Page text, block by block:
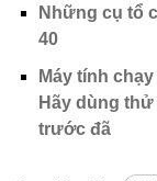
Những cụ tổ
40
Máy tính
Hãy dùng
trước đã